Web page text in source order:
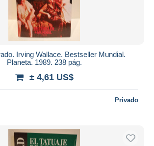
Irving Wallace. Bestseller Mundial.
Planeta. 1989. 238 pág.
± 4,61 US$
Privado